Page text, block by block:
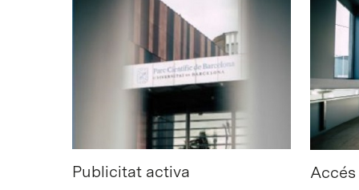
Publicitat activa